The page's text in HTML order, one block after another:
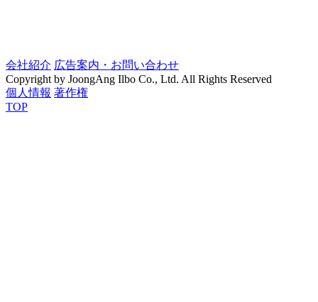
会社紹介 広告案内・お問い合わせ
Copyright by JoongAng Ilbo Co., Ltd. All Rights Reserved
個人情報 著作権
TOP